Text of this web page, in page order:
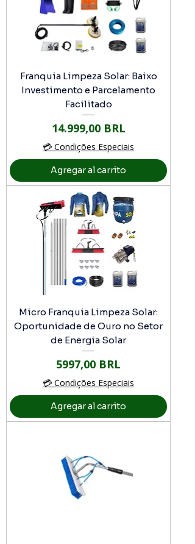
Franquia Limpeza Solar: Baixo
Investimento e Parcelamento
Facilitado
Precio
14.999,00 BRL
💳 Condições Especiais
Agregar al carrito
Micro Franquia Limpeza Solar:
Oportunidade de Ouro no Setor
de Energia Solar
Precio
5997,00 BRL
💳 Condições Especiais
Agregar al carrito